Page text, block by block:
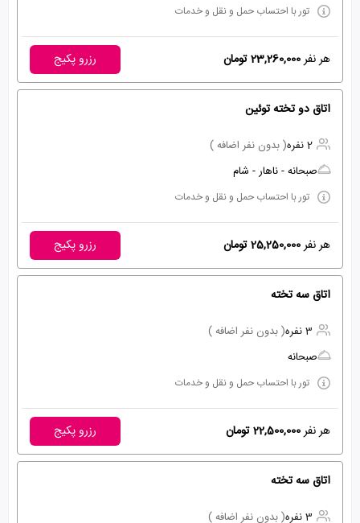
تور با احتساب حمل و نقل و خدمات
هر نفر23,260,000 تومان رزرو پکیج
اتاق دو تخته توئین
2 نفره
( بدون نفر اضافه )
صبحانه - ناهار - شام
تور با احتساب حمل و نقل و خدمات
هر نفر25,250,000 تومان رزرو پکیج
اتاق سه تخته
3 نفره
( بدون نفر اضافه )
صبحانه
تور با احتساب حمل و نقل و خدمات
هر نفر22,500,000 تومان رزرو پکیج
اتاق سه تخته
3 نفره ( بدون نفر اضافه )